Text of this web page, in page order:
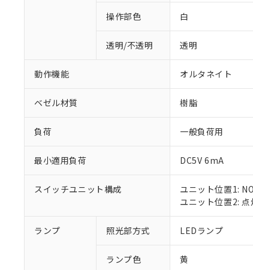
操作部色 白
透明/不透明 透明
動作機能 オルタネイト
ベゼル材質 樹脂
負荷 一般負荷用
最小適用負荷 DC5V 6mA
スイッチユニット構成
ユニット位置1: NO
ユニット位置2: 点
ランプ 照光部方式 LEDランプ
ランプ色 黄